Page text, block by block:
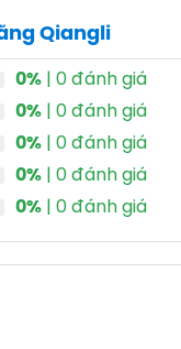
Qiangli
0% | 0 đánh giá
0% | 0 đánh giá
0% | 0 đánh giá
0% | 0 đánh giá
0% | 0 đánh giá